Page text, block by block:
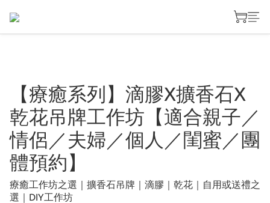
【療癒系列】滴膠X擴香石X
乾花吊牌工作坊【適合親子／
情侶／夫婦／個人／閨蜜／團
體預約】
療癒工作坊之選｜擴香石吊牌｜滴膠｜乾花｜自用或送禮之
選｜DIY工作坊